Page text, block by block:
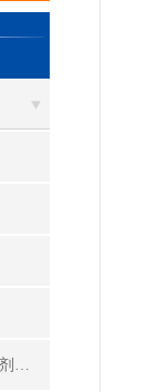
德国罗威邦试剂/LOVIBOND试剂/罗威邦试剂